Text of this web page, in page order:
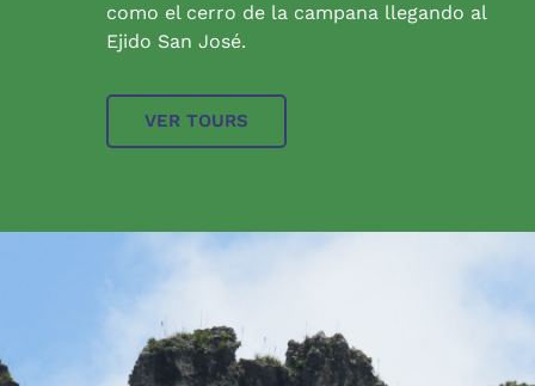
como el cerro de la campana llegando al
Ejido San José.
VER TOURS